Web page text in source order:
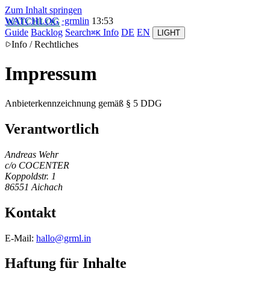
Zum Inhalt springen
WATCHLOG ·grmlin 13:53
Guide Backlog Search⌘K Info DE EN LIGHT
Info / Rechtliches
Impressum
Anbieterkennzeichnung gemäß § 5 DDG
Verantwortlich
Andreas Wehr
c/o COCENTER
Koppoldstr. 1
86551 Aichach
Kontakt
E-Mail: hallo@grml.in
Haftung für Inhalte